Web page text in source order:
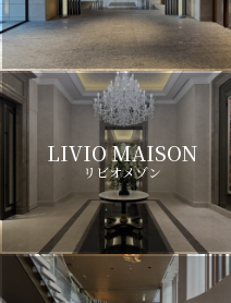
LIVIO MAISON
リビオメゾン